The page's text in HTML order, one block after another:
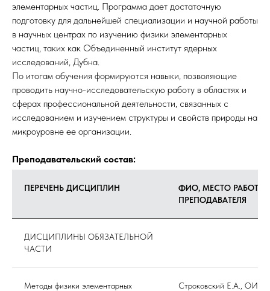
элементарных частиц. Программа дает достаточную
подготовку для дальнейшей специализации и научной работы
в научных центрах по изучению физики элементарных
частиц, таких как Объединенный институт ядерных
исследований, Дубна.
По итогам обучения формируются навыки, позволяющие
проводить научно-исследовательскую работу в областях и
сферах профессиональной деятельности, связанных с
исследованием и изучением структуры и свойств природы на
микроуровне ее организации.
Преподавательский состав:
ПЕРЕЧЕНЬ ДИСЦИПЛИН
ФИО, МЕСТО
ПРЕПОДАВАТЕЛЯ
ДИСЦИПЛИНЫ ОБЯЗАТЕЛЬНОЙ
ЧАСТИ
Методы физики элементарных
Строковский Е.А.,